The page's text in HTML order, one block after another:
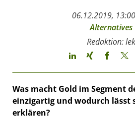
06.12.2019,
Alternatives
Redaktion: lek
Was macht Gold im Segment
einzigartig und wodurch lässt
erklären?